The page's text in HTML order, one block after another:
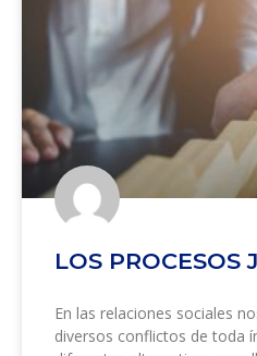
LOS PROCESOS
En las relaciones sociales
diversos conflictos de toda